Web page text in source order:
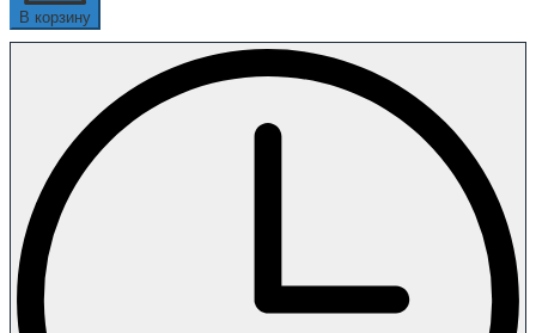
В корзину